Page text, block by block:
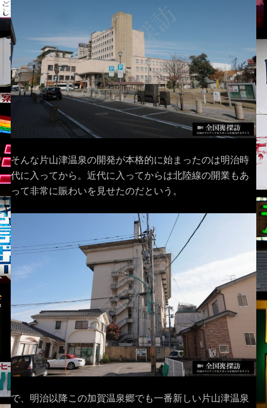
そんな片山津温泉の開発が本格的に始まったのは明治時
代に入ってから。近代に入ってからは北陸線の開業もあ
って非常に賑わいを見せたのだという。
で、明治以降この加賀温泉郷でも一番新しい片山津温泉